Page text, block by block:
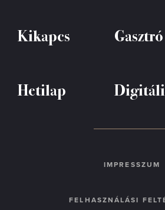
Kikapcs Gasztró
Hetilap
IMPRESSZUM
FELHASZNÁLÁSI